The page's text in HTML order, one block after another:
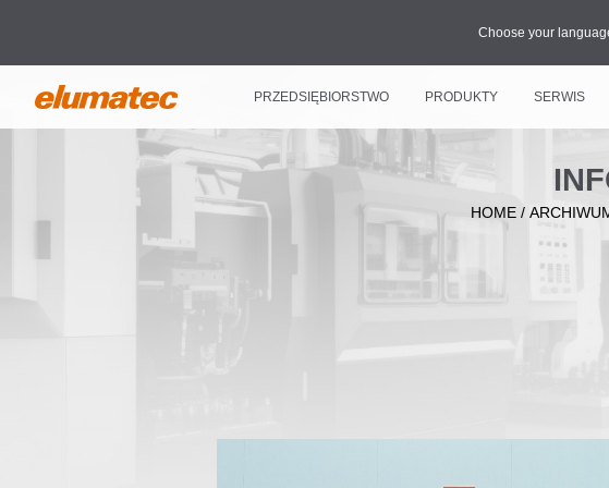
Choose your
PRZEDSIĘBIORSTWO PRODUKTY SERWIS
HOME /